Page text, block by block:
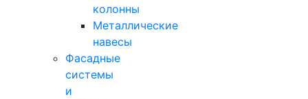
колонны
Металлические
навесы
Фасадные
системы
и